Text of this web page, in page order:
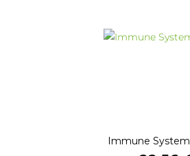
Immune System